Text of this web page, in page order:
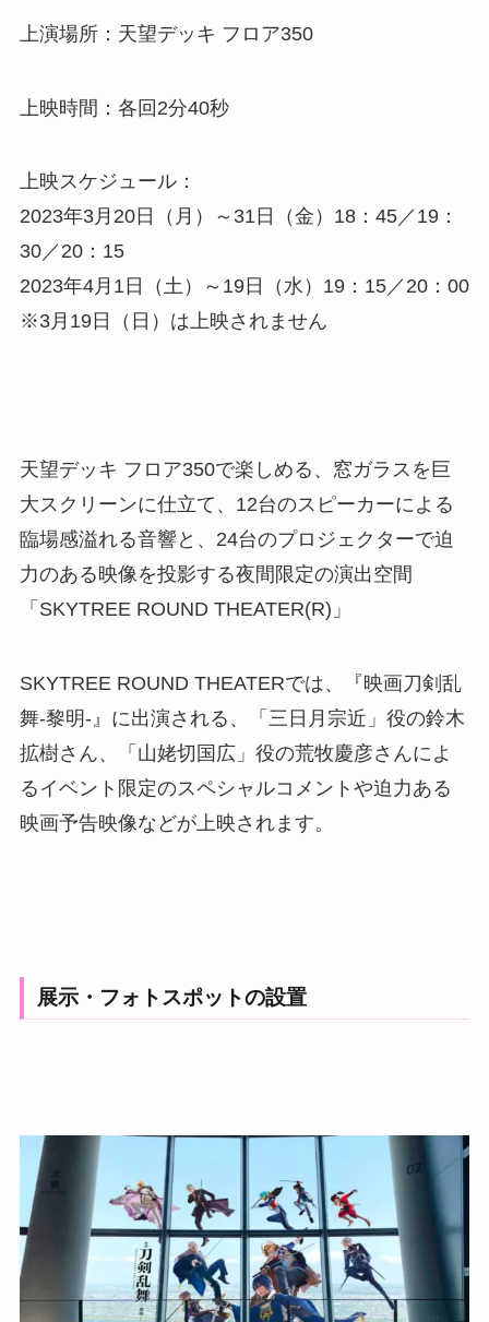
上演場所：天望デッキ フロア350
上映時間：各回2分40秒
上映スケジュール：
2023年3月20日（月）～31日（金）18：45／19：
30／20：15
2023年4月1日（土）～19日（水）19：15／20：00
※3月19日（日）は上映されません
天望デッキ フロア350で楽しめる、窓ガラスを巨
大スクリーンに仕立て、12台のスピーカーによる
臨場感溢れる音響と、24台のプロジェクターで迫
力のある映像を投影する夜間限定の演出空間
「SKYTREE ROUND THEATER(R)」
SKYTREE ROUND THEATERでは、『映画刀剣乱
舞-黎明-』に出演される、「三日月宗近」役の鈴木
拡樹さん、「山姥切国広」役の荒牧慶彦さんによ
るイベント限定のスペシャルコメントや迫力ある
映画予告映像などが上映されます。
展示・フォトスポットの設置